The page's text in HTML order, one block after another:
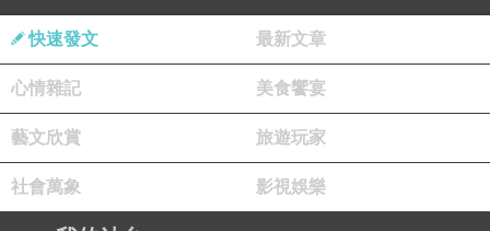
"Tt LCS Certified"水冷認證
方便省時 免工具安裝設計
全模組化 靈活應用
快速發文 最新文章
心情雜記 美食饗宴
藝文欣賞 旅遊玩家
社會萬象 影視娛樂